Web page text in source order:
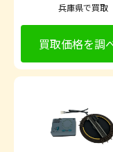
兵庫県で買取
買取価格を調